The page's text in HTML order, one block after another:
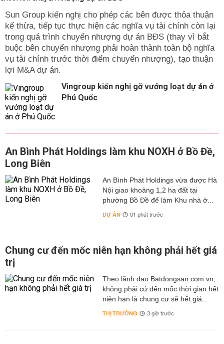
Sun Group kiến nghị cho phép các bên được thỏa thuận
kế thừa, tiếp tục thực hiện các nghĩa vụ tài chính còn lại
trong quá trình chuyển nhượng dự án BĐS (thay vì bắt
buộc bên chuyển nhượng phải hoàn thành toàn bộ nghĩa
vụ tài chính trước thời điểm chuyển nhượng), tạo thuận
lợi M&A dự án.
Vingroup kiến nghị gỡ vướng loạt dự án ở
Phú Quốc
An Bình Phát Holdings làm khu NOXH ở Bồ Đề,
Long Biên
An Bình Phát Holdings vừa được Hà
Nội giao khoảng 1,2 ha đất tại
phường Bồ Đề để làm Khu nhà ở...
DỰ ÁN 01 phút trước
Chung cư đến mốc niên hạn không phải hết giá
trị
Theo lãnh đạo Batdongsan.com.vn,
không phải cứ đến mốc thời gian hết
niên hạn là chung cư sẽ hết giá...
THỊ TRƯỜNG 3 giờ trước